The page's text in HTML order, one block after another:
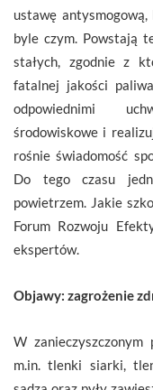
ustawę
byle czym. Powstają
stałych, zgodnie z
fatalnej jakości
odpowiednimi
środowiskowe i
rośnie świadomość
Do tego czasu
powietrzem. Jakie
Forum Rozwoju
ekspertów.
Objawy: zagrożenie
W zanieczyszczonym
m.in. tlenki siarki,